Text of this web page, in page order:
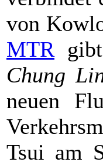
von
MTR
Chung
neuen
Tsui am